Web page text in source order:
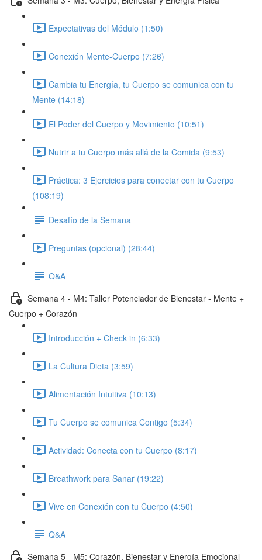
Expectativas del Módulo (1:50)
Conexión Mente-Cuerpo (7:26)
Cambia tu Energía, tu Cuerpo se comunica con tu
Mente (14:18)
El Poder del Cuerpo y Movimiento (10:51)
Nutrir a tu Cuerpo más allá de la Comida (9:53)
Práctica: 3 Ejercicios para conectar con tu Cuerpo
(108:19)
Desafío de la Semana
Preguntas (opcional) (28:44)
Q&A
Semana 4 - M4: Taller Potenciador de Bienestar - Mente +
Cuerpo + Corazón
Introducción + Check in (6:33)
La Cultura Dieta (3:59)
Alimentación Intuitiva (10:13)
Tu Cuerpo se comunica Contigo (5:34)
Actividad: Conecta con tu Cuerpo (8:17)
Breathwork para Sanar (19:22)
Vive en Conexión con tu Cuerpo (4:50)
Q&A
Semana 5 - M5: Corazón, Bienestar y Energía Emocional